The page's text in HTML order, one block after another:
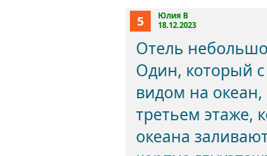
5
Юлия В
18.12.2023
Отель
Один, который
видом на
третьем этаже,
океана